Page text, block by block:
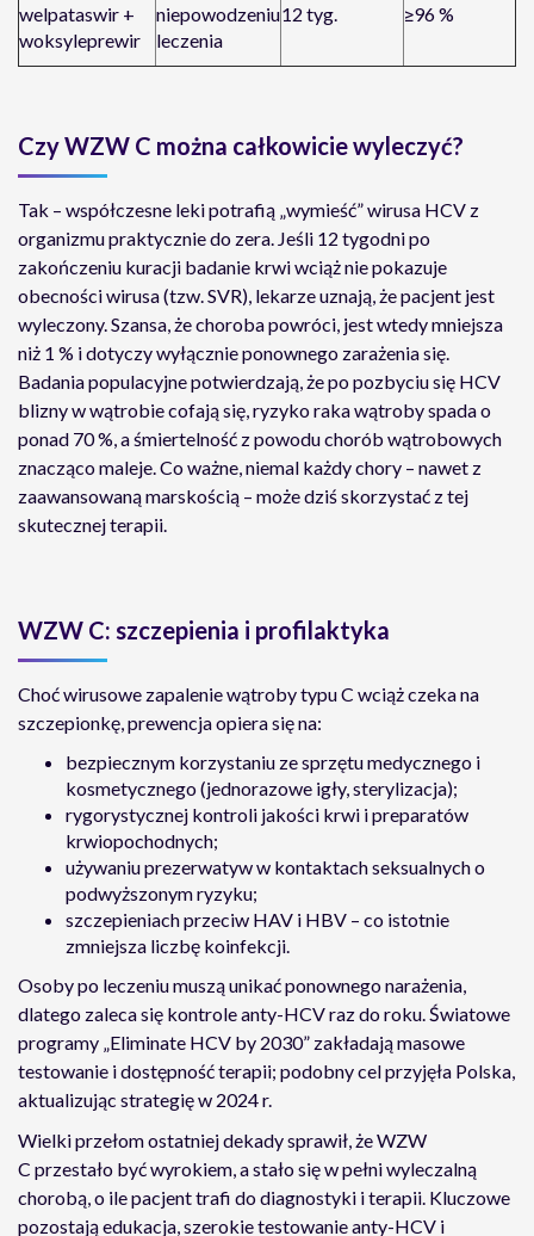
welpataswir +
woksyleprewir
niepowodzeniu
leczenia
12 tyg. ≥96 %
Czy WZW C można całkowicie wyleczyć?
Tak – współczesne leki potrafią „wymieść” wirusa HCV z
organizmu praktycznie do zera. Jeśli 12 tygodni po
zakończeniu kuracji badanie krwi wciąż nie pokazuje
obecności wirusa (tzw. SVR), lekarze uznają, że pacjent jest
wyleczony. Szansa, że choroba powróci, jest wtedy mniejsza
niż 1 % i dotyczy wyłącznie ponownego zarażenia się.
Badania populacyjne potwierdzają, że po pozbyciu się HCV
blizny w wątrobie cofają się, ryzyko raka wątroby spada o
ponad 70 %, a śmiertelność z powodu chorób wątrobowych
znacząco maleje. Co ważne, niemal każdy chory – nawet z
zaawansowaną marskością – może dziś skorzystać z tej
skutecznej terapii.
WZW C: szczepienia i profilaktyka
Choć wirusowe zapalenie wątroby typu C wciąż czeka na
szczepionkę, prewencja opiera się na:
bezpiecznym korzystaniu ze sprzętu medycznego i
kosmetycznego (jednorazowe igły, sterylizacja);
rygorystycznej kontroli jakości krwi i preparatów
krwiopochodnych;
używaniu prezerwatyw w kontaktach seksualnych o
podwyższonym ryzyku;
szczepieniach przeciw HAV i HBV – co istotnie
zmniejsza liczbę koinfekcji.
Osoby po leczeniu muszą unikać ponownego narażenia,
dlatego zaleca się kontrole anty-HCV raz do roku. Światowe
programy „Eliminate HCV by 2030” zakładają masowe
testowanie i dostępność terapii; podobny cel przyjęła Polska,
aktualizując strategię w 2024 r.
Wielki przełom ostatniej dekady sprawił, że WZW
C przestało być wyrokiem, a stało się w pełni wyleczalną
chorobą, o ile pacjent trafi do diagnostyki i terapii. Kluczowe
pozostają edukacja, szerokie testowanie anty-HCV i